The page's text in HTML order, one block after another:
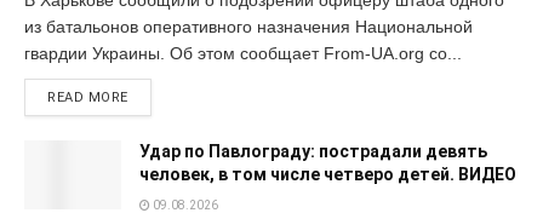
из батальонов оперативного назначения Национальной
гвардии Украины. Об этом сообщает From-UA.org со...
READ MORE
Удар по Павлограду: пострадали девять
человек, в том числе четверо детей. ВИДЕО
09.08.2026